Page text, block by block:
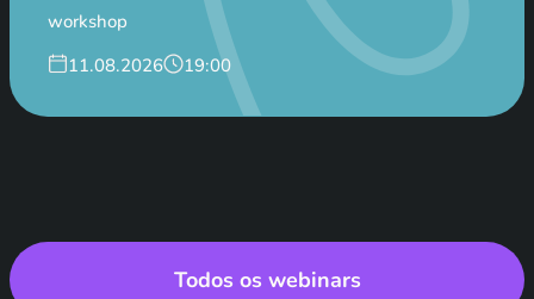
workshop
11.08.2026
19:00
Todos os webinars